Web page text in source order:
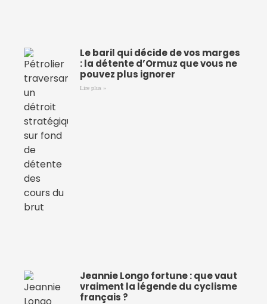
Le baril qui décide de vos marges
: la détente d’Ormuz que vous ne
pouvez plus ignorer
Lire plus »
Jeannie Longo fortune : que vaut
vraiment la légende du cyclisme
français ?